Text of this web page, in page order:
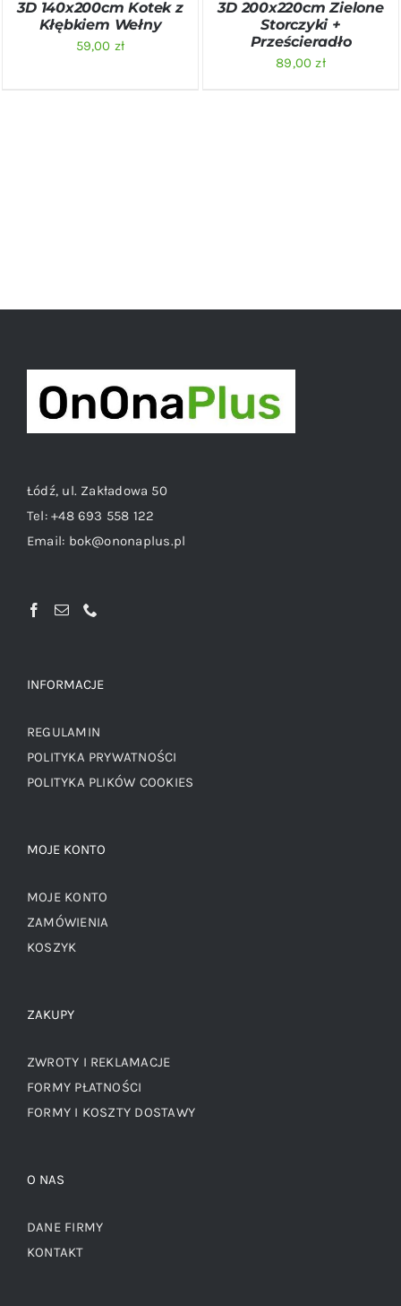
3D 140x200cm Kotek z
Kłębkiem Wełny
59,00 zł
3D 200x220cm Zielone
Storczyki +
Prześcieradło
89,00zł
Łódź, ul. Zakładowa 50
Tel:+48 693 558 122
Email: bok@ononaplus.pl
INFORMACJE
REGULAMIN
POLITYKA PRYWATNOŚCI
POLITYKA PLIKÓW COOKIES
MOJE KONTO
MOJE KONTO
ZAMÓWIENIA
KOSZYK
ZAKUPY
ZWROTY I REKLAMACJE
FORMY PŁATNOŚCI
FORMY I KOSZTY DOSTAWY
O NAS
DANE FIRMY
KONTAKT